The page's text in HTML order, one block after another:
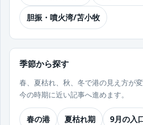
胆振・噴火湾/苫小牧
季節から探す
春、夏枯れ、秋、冬で港の見え方が変
今の時期に近い記事へ進めます。
春の港 夏枯れ期 9月の入